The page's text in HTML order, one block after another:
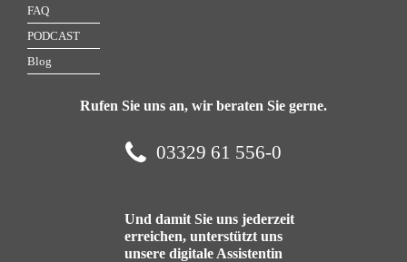
FAQ
PODCAST
Blog
Rufen Sie uns an, wir beraten Sie gerne.
03329 61 556-0
Und damit Sie uns jederzeit
erreichen, unterstützt uns
unsere digitale Assistentin